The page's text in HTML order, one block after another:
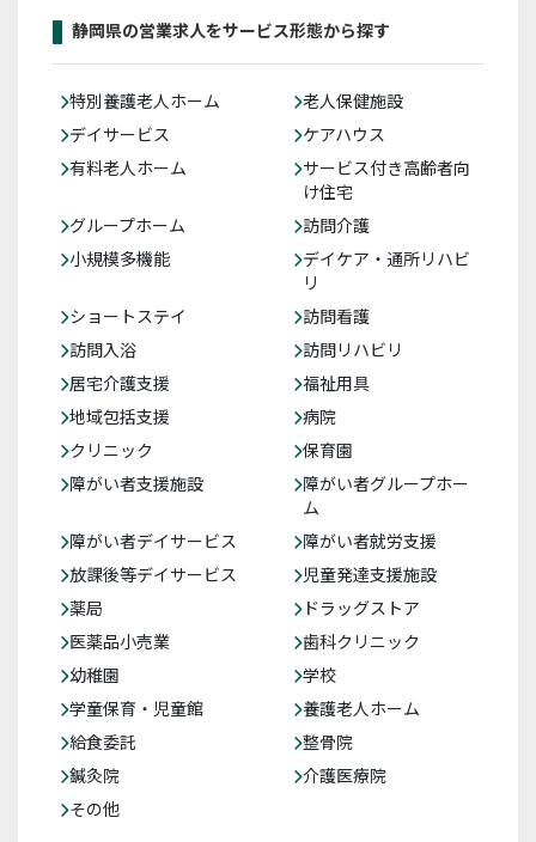
静岡県の営業求人をサービス形態から探す
特別養護老人ホーム
老人保健施設
デイサービス
ケアハウス
有料老人ホーム
サービス付き高齢者向
け住宅
グループホーム
訪問介護
小規模多機能
デイケア・通所リハビ
リ
ショートステイ
訪問看護
訪問入浴
訪問リハビリ
居宅介護支援
福祉用具
地域包括支援
病院
クリニック
保育園
障がい者支援施設
障がい者グループホー
ム
障がい者デイサービス
障がい者就労支援
放課後等デイサービス
児童発達支援施設
薬局
ドラッグストア
医薬品小売業
歯科クリニック
幼稚園
学校
学童保育・児童館
養護老人ホーム
給食委託
整骨院
鍼灸院
介護医療院
その他